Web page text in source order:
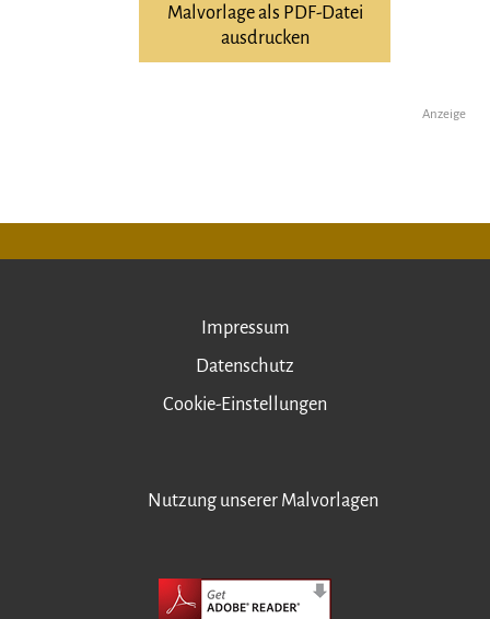
Malvorlage als PDF-Datei
ausdrucken
Anzeige
Impressum
Datenschutz
Cookie-Einstellungen
Nutzung unserer Malvorlagen